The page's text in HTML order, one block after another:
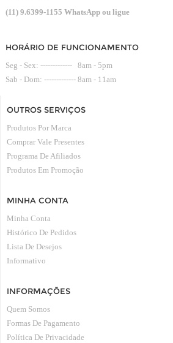
(11) 9.6399-1155 WhatsApp ou ligue
HORÁRIO DE FUNCIONAMENTO
Seg - Sex: ------------- 8am - 5pm
Sab - Dom: ------------- 8am - 11am
OUTROS SERVIÇOS
Produtos Por Marca
Comprar Vale Presentes
Programa De Afiliados
Produtos Em Promoção
MINHA CONTA
Minha Conta
Histórico De Pedidos
Lista De Desejos
Informativo
INFORMAÇÕES
Quem Somos
Formas De Pagamento
Política De Privacidade